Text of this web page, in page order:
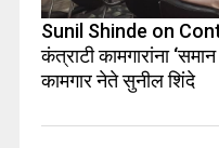
Sunil Shinde on
कंत्राटी कामगारांना
कामगार नेते सुनील शिंदे